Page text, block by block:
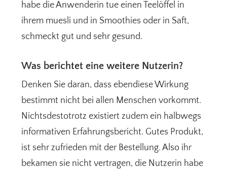
habe die Anwenderin tue einen Teelöffel in
ihrem muesli und in Smoothies oder in Saft,
schmeckt gut und sehr gesund.
Was berichtet eine weitere Nutzerin?
Denken Sie daran, dass ebendiese Wirkung
bestimmt nicht bei allen Menschen vorkommt.
Nichtsdestotrotz existiert zudem ein halbwegs
informativen Erfahrungsbericht. Gutes Produkt,
ist sehr zufrieden mit der Bestellung. Also ihr
bekamen sie nicht vertragen, die Nutzerin habe